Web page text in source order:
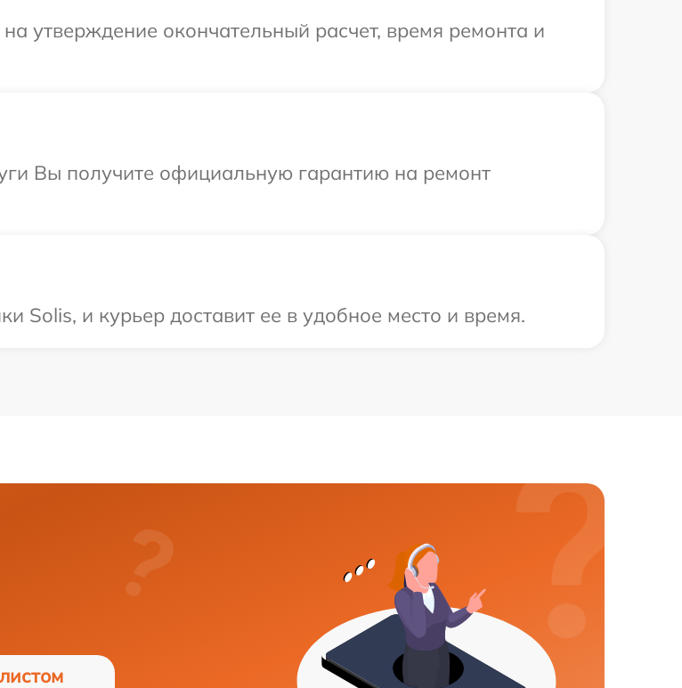
утверждение окончательный расчет, время ремонта и
Вы получите официальную гарантию на ремонт
и курьер доставит ее в удобное место и время.